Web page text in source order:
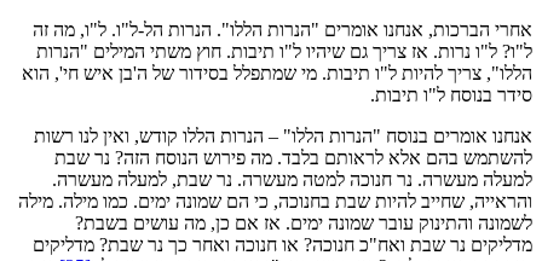
אחרי הברכות, אנחנו אומרים "הנרות הללו". הנרות הל‑ל"ו. ל"ו, מה זה
ל"ו? ל"ו נרות. אז צריך גם שיהיו ל"ו תיבות. חוץ משתי המילים "הנרות
הללו", צריך להיות ל"ו תיבות. מי שמתפלל בסידור של ה'בן איש חי', הוא
סידר בנוסח ל"ו תיבות.
אנחנו אומרים בנוסח "הנרות הללו" – הנרות הללו קודש, ואין לנו רשות
להשתמש בהם אלא לראותם בלבד. מה פירוש הנוסח הזה? נר שבת
למעלה מעשרה. נר חנוכה למטה מעשרה. נר שבת, למעלה מעשרה.
והראייה, שחייב להיות שבת בחנוכה, כי הם שמונה ימים. כמו מילה. מילה
לשמונה והתינוק עובר שמונה ימים. אז אם כן, מה עושים בשבת?
מדליקים נר שבת ואח"כ חנוכה? או חנוכה ואחר כך נר שבת? מדליקים